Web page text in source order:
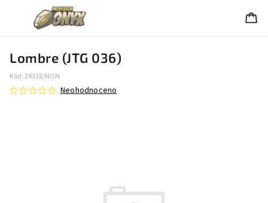
Lombre (JTG 036)
Kód:24318/NON
Neohodnoceno